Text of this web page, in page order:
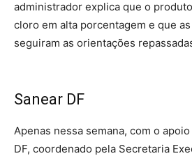
administrador explica que o
cloro em alta porcentagem e que
seguiram as orientações
Sanear DF
Apenas nessa semana, com o
DF, coordenado pela Secretaria